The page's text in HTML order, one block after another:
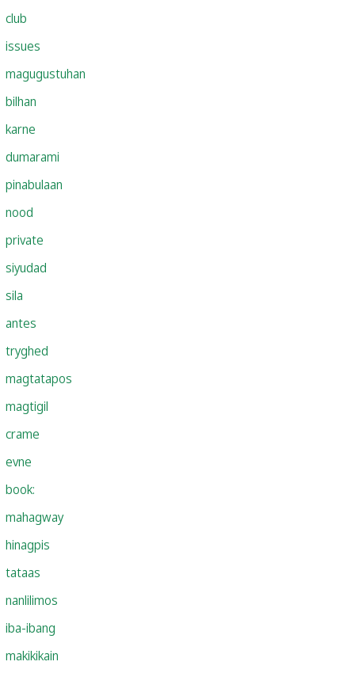
club
issues
magugustuhan
bilhan
karne
dumarami
pinabulaan
nood
private
siyudad
sila
antes
tryghed
magtatapos
magtigil
crame
evne
book:
mahagway
hinagpis
tataas
nanlilimos
iba-ibang
makikikain